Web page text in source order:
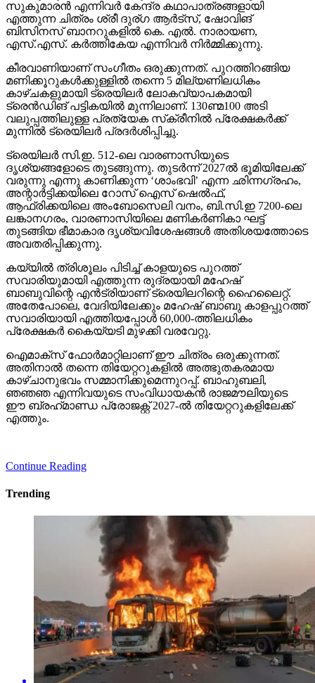
സുകുമാരന്‍ എന്നിവര്‍ കേന്ദ്ര കഥാപാത്രങ്ങളായി
എത്തുന്ന ചിത്രം ശ്രീ ദുര്ഗ ആര്‍ട്‌സ്, ഷോവിങ്
ബിസിനസ് ബാനറുകളില്‍ കെ. എല്‍. നാരായണ,
എസ്.എസ്. കര്‍ത്തികേയ എന്നിവര്‍ നിര്‍മ്മിക്കുന്നു.
കീരവാണിയാണ് സംഗീതം ഒരുക്കുന്നത്. പുറത്തിറങ്ങിയ
മണിക്കൂറുകള്‍ക്കുള്ളില്‍ തന്നെ 5 മില്യണിലധികം
കാഴ്ചകളുമായി ട്രെയിലര്‍ ലോകവ്യാപകമായി
ട്രെന്‍ഡിങ് പട്ടികയില്‍ മുന്നിലാണ്. 130ണ്മ100 അടി
വലുപ്പത്തിലുള്ള പ്രത്യേക സ്‌ക്രീനില്‍ പ്രേക്ഷകര്‍ക്ക്
മുന്നില്‍ ട്രെയിലര്‍ പ്രദര്‍ശിപ്പിച്ചു.
ട്രെയിലര്‍ സി.ഇ. 512-ലെ വാരണാസിയുടെ
ദൃശ്യങ്ങളോടെ തുടങ്ങുന്നു. തുടര്‍ന്ന് 2027ല്‍ ഭൂമിയിലേക്ക്
വരുന്നു എന്നു കാണിക്കുന്ന ‘ശാംഭവി’ എന്ന ഛിന്നഗ്രഹം,
അന്റാര്‍ട്ടിക്കയിലെ റോസ് ഐസ് ഷെല്‍ഫ്,
ആഫ്രിക്കയിലെ അംബോസെലി വനം, ബി.സി.ഇ 7200-ലെ
ലങ്കാനഗരം, വാരണാസിയിലെ മണികര്‍ണികാ ഘട്ട്
തുടങ്ങിയ ഭീമാകാര ദൃശ്യവിശേഷങ്ങള്‍ അതിശയത്തോടെ
അവതരിപ്പിക്കുന്നു.
കയ്യില്‍ ത്രിശൂലം പിടിച്ച് കാളയുടെ പുറത്ത്
സവാരിയുമായി എത്തുന്ന രുദ്രയായി മഹേഷ്
ബാബുവിന്റെ എന്‍ട്രിയാണ് ട്രെയിലറിന്റെ ഹൈലൈറ്റ്.
അതേപോലെ, വേദിയിലേക്കും മഹേഷ് ബാബു കാളപ്പുറത്ത്
സവാരിയായി എത്തിയപ്പോള്‍ 60,000-ത്തിലധികം
പ്രേക്ഷകര്‍ കൈയ്യടി മുഴക്കി വരവേറ്റു.
ഐമാക്‌സ് ഫോര്‍മാറ്റിലാണ് ഈ ചിത്രം ഒരുക്കുന്നത്.
അതിനാല്‍ തന്നെ തിയേറ്ററുകളില്‍ അത്ഭുതകരമായ
കാഴ്ചാനുഭവം സമ്മാനിക്കുമെന്നുറപ്പ്. ബാഹുബലി,
ഞഞഞ എന്നിവയുടെ സംവിധായകന്‍ രാജമൗലിയുടെ
ഈ ബ്രഹ്‌മാണ്ഡ പ്രോജക്റ്റ് 2027-ല്‍ തിയേറ്ററുകളിലേക്ക്
എത്തും.
Continue Reading
Trending